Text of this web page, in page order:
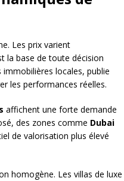
Les prix varient
la base de toute décision
locales, publie
les performances réelles.
affichent une forte demande
des zones comme Dubai
de valorisation plus élevé
homogène. Les villas de luxe